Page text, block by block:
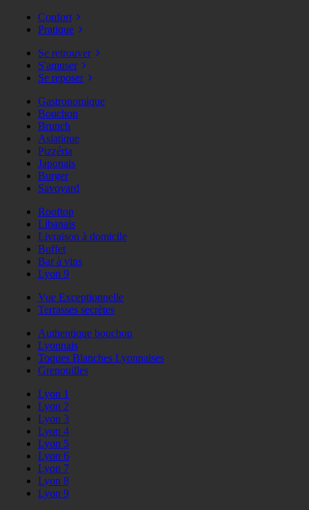
Confort
Pratique
Se retrouver
S'amuser
Se reposer
Gastronomique
Bouchon
Brunch
Asiatique
Pizzéria
Japonais
Burger
Savoyard
Rooftop
Libanais
Livraison à domicile
Buffet
Bar à vins
Lyon 9
Vue Exceptionnelle
Terrasses secrètes
Authentique bouchon
Lyonnais
Toques Blanches Lyonnaises
Grenouilles
Lyon 1
Lyon 2
Lyon 3
Lyon 4
Lyon 5
Lyon 6
Lyon 7
Lyon 8
Lyon 9